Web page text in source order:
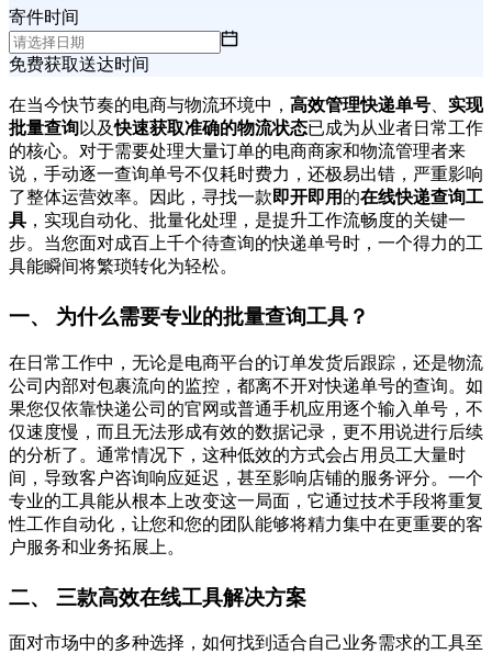
寄件时间
免费获取送达时间
在当今快节奏的电商与物流环境中， 高效管理快递单号
实现
批量查询以及快速获取准确的物流状态已成为从业者日常工作
的核心。对于需要处理大量订单的电商商家和物流管理者来
说，手动逐一查询单号不仅耗时费力，还极易出错，严重影响
了整体运营效率。因此，寻找一款即开即用 的在线快递查询工
具 ，实现自动化、批量化处理，是提升工作流畅度的关键一
步。当您面对成百上千个待查询的快递单号时，一个得力的工
具能瞬间将繁琐转化为轻松。
一、 为什么需要专业的批量查询工具？
在日常工作中，无论是电商平台的订单发货后跟踪，还是物流
公司内部对包裹流向的监控，都离不开对快递单号的查询。如
果您仅依靠快递公司的官网或普通手机应用逐个输入单号，不
仅速度慢，而且无法形成有效的数据记录，更不用说进行后续
的分析了。通常情况下，这种低效的方式会占用员工大量时
间，导致客户咨询响应延迟，甚至影响店铺的服务评分。一个
专业的工具能从根本上改变这一局面，它通过技术手段将重复
性工作自动化，让您和您的团队能够将精力集中在更重要的客
户服务和业务拓展上。
二、 三款高效在线工具解决方案
面对市场中的多种选择，如何找到适合自己业务需求的工具至